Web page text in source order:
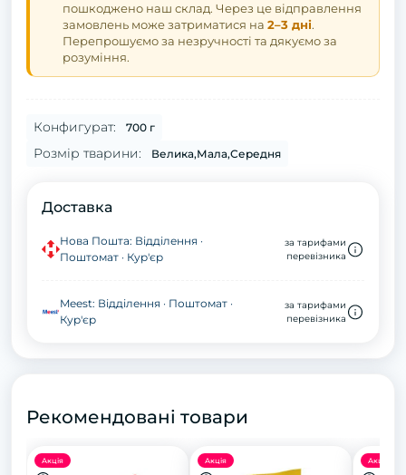
пошкоджено наш склад. Через це відправлення
замовлень може затриматися на 2–3 дні.
Перепрошуємо за незручності та дякуємо за
розуміння.
Конфигурат: 700 г
Розмір тварини: Велика,Мала,Середня
Доставка
Нова Пошта: Відділення ·
Поштомат · Кур'єр
за тарифами
перевізника
Meest: Відділення · Поштомат ·
Кур'єр
за тарифами
перевізника
Рекомендовані товари
Акція Акція Акція